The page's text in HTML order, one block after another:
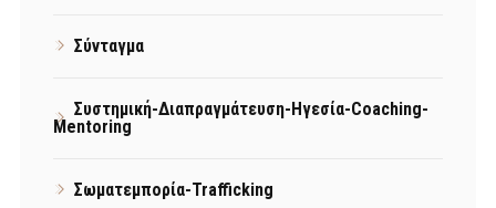
Σύνταγμα
Συστημική-Διαπραγμάτευση-Ηγεσία-Coaching-
Mentoring
Σωματεμπορία-Trafficking